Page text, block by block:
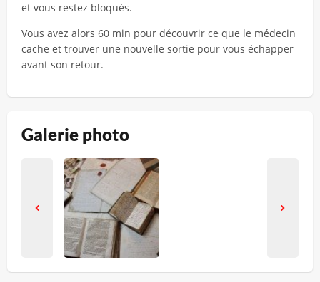
et vous restez bloqués.
Vous avez alors 60 min pour découvrir ce que le médecin
cache et trouver une nouvelle sortie pour vous échapper
avant son retour.
Galerie photo